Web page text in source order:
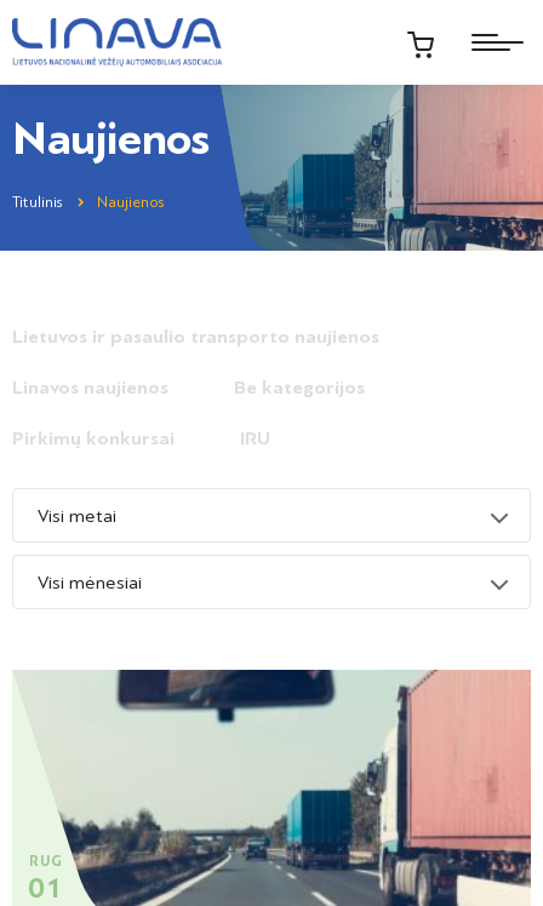
Naujienos
Titulinis Naujienos
Lietuvos ir pasaulio transporto naujienos
Linavos naujienos Be kategorijos
Pirkimų konkursai IRU
RUG
01